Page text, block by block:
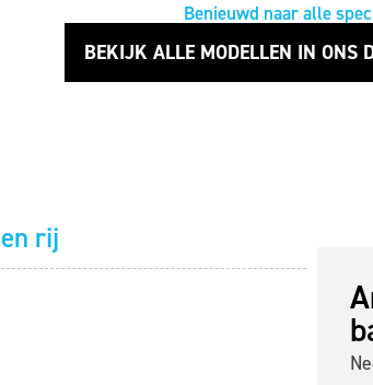
Benieuwd naar alle
BEKIJK ALLE MODELLEN IN ONS
rij